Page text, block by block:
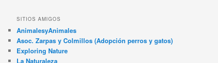
SITIOS AMIGOS
AnimalesyAnimales
Asoc. Zarpas y Colmillos (Adopción perros y gatos)
Exploring Nature
La Naturaleza